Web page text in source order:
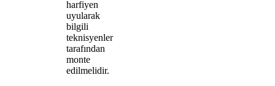
harfiyen
uyularak
bilgili
teknisyenler
tarafından
monte
edilmelidir.